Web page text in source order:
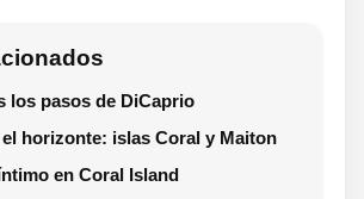
los pasos de DiCaprio
el horizonte: islas Coral y Maiton
en Coral Island